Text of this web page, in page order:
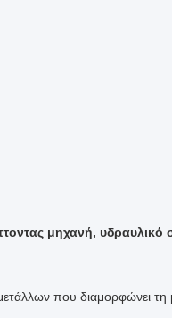
μηχανή, υδραυλικό
που διαμορφώνει τη